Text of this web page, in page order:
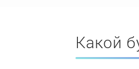
Какой